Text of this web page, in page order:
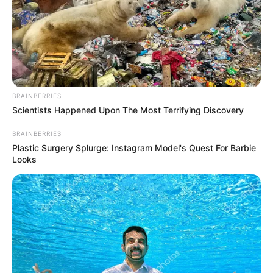
abusivo con menor de catorce años de edad, quien
decidió dejarlo con medida de aseguramiento en
establecimiento carcelario”, agregó el coronel.
Finalmente, las autoridades invitaron a la ciudadanía a
denunciar cualquier situación, que atente contra la
integridad y derechos de los niños, niñas y adolescentes
menores, para que con esto se les ayude a perder el
miedoy contar situaciones como la anteriormente
contada.
Alerta Tolimallega aTelegram,
preparamos un canal para mantenerte
informado.
BRAINBERRIES
Scientists Happened Upon The Most Terrifying Discovery
BRAINBERRIES
Plastic Surgery Splurge: Instagram Model's Quest For Barbie
Looks